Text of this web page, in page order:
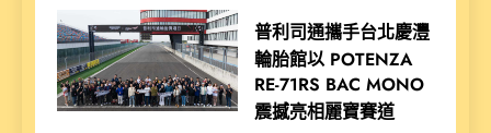
普利司通攜手台北慶灃
輪胎館以 POTENZA
RE-71RS BAC MONO
震撼亮相麗寶賽道